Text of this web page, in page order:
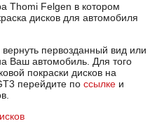
Thomi Felgen в котором
дисков для автомобиля
первозданный вид или
Ваш автомобиль. Для того
покраски дисков на
перейдите по ссылке и